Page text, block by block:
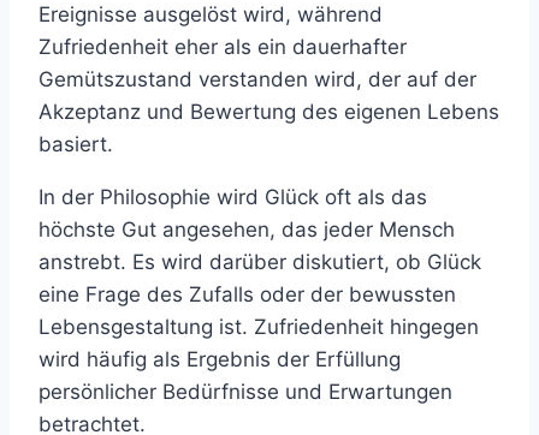
Ereignisse ausgelöst wird, während
Zufriedenheit eher als ein dauerhafter
Gemütszustand verstanden wird, der auf der
Akzeptanz und Bewertung des eigenen Lebens
basiert.
In der Philosophie wird Glück oft als das
höchste Gut angesehen, das jeder Mensch
anstrebt. Es wird darüber diskutiert, ob Glück
eine Frage des Zufalls oder der bewussten
Lebensgestaltung ist. Zufriedenheit hingegen
wird häufig als Ergebnis der Erfüllung
persönlicher Bedürfnisse und Erwartungen
betrachtet.